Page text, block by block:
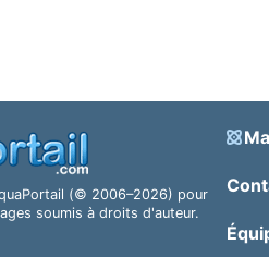
(© 2006–2026) pour
soumis à droits d'auteur.